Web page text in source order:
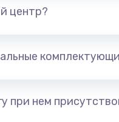
центр?
при нем